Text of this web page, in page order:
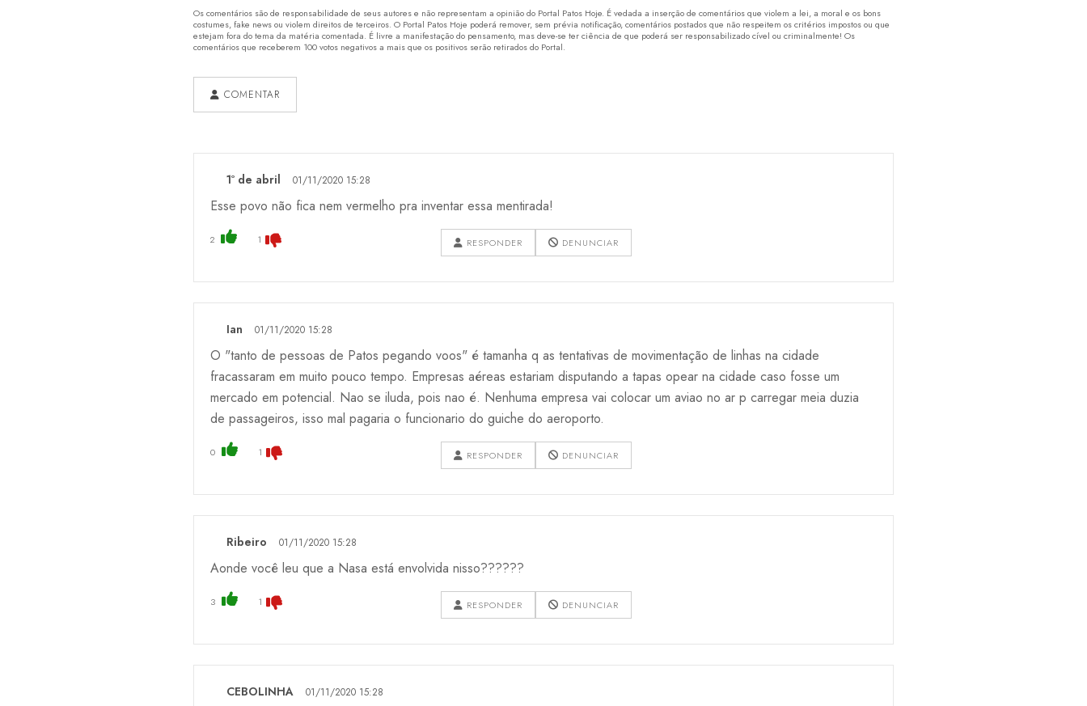
Os comentários são de responsabilidade de seus autores e não representam a opinião do Portal Patos Hoje. É vedada a inserção de comentários que violem a lei, a moral e os bons
costumes, fake news ou violem direitos de terceiros. O Portal Patos Hoje poderá remover, sem prévia notificação, comentários postados que não respeitem os critérios impostos ou que
estejam fora do tema da matéria comentada. É livre a manifestação do pensamento, mas deve-se ter ciência de que poderá ser responsabilizado cível ou criminalmente! Os
comentários que receberem 100 votos negativos a mais que os positivos serão retirados do Portal.
COMENTAR
1º de abril 01/11/2020 15:28
Esse povo não fica nem vermelho pra inventar essa mentirada!
2 1 RESPONDER DENUNCIAR
Ian 01/11/2020 15:28
O "tanto de pessoas de Patos pegando voos" é tamanha q as tentativas de movimentação de linhas na cidade
fracassaram em muito pouco tempo. Empresas aéreas estariam disputando a tapas opear na cidade caso fosse um
mercado em potencial. Nao se iluda, pois nao é. Nenhuma empresa vai colocar um aviao no ar p carregar meia duzia
de passageiros, isso mal pagaria o funcionario do guiche do aeroporto.
0 1 RESPONDER DENUNCIAR
Ribeiro 01/11/2020 15:28
Aonde você leu que a Nasa está envolvida nisso??????
3 1 RESPONDER DENUNCIAR
CEBOLINHA 01/11/2020 15:28